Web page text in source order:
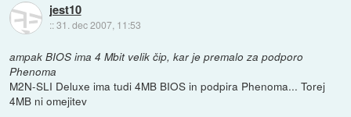
jest10
::31. dec 2007, 11:53
ampak BIOS ima 4 Mbit velik čip, kar je premalo za podporo
Phenoma
M2N-SLI Deluxe ima tudi 4MB BIOS in podpira Phenoma... Torej
4MB ni omejitev